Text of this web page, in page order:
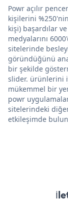
Powr açılır
kişilerini
kişi) başardılar
medyalarını
sitelerinde
göründüğünü
bir şekilde
slider. ürünlerini
mükemmel bir
powr
sitelerindeki
etkileşimde